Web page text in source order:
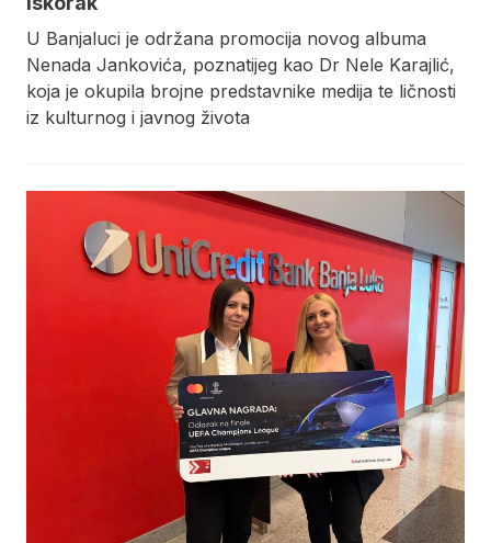
U Banjaluci je održana promocija novog albuma
Nenada Jankovića, poznatijeg kao Dr Nele Karajlić,
koja je okupila brojne predstavnike medija te ličnosti
iz kulturnog i javnog života